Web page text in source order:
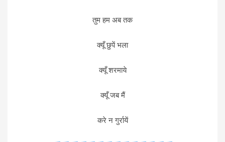
तुम हम अब तक
क्यूँ छुपें भला
क्यूँ शरमाये
क्यूँ जब मैं
करे न गुर्रायें